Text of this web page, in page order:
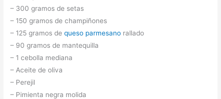
– 300 gramos de setas
– 150 gramos de champiñones
– 125 gramos dequeso parmesano rallado
– 90 gramos de mantequilla
– 1 cebolla mediana
– Aceite de oliva
– Perejil
– Pimienta negra molida